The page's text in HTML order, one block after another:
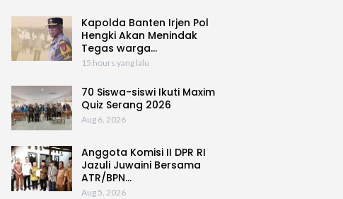
Kapolda Banten Irjen Pol
Hengki Akan Menindak
Tegas warga…
15 hours yang lalu
70 Siswa-siswi Ikuti Maxim
Quiz Serang 2026
Aug 6, 2026
Anggota Komisi II DPR RI
Jazuli Juwaini Bersama
ATR/BPN…
Aug 5, 2026